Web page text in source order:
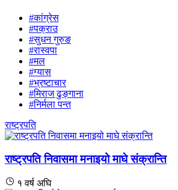
#कांग्रेस
#पक्राउ
#सुधन गुरुङ
#रास्वपा
#मल
#ग्यास
#भ्रष्टाचार
#मिराज ढुङ्गाना
#निर्मला पन्त
राष्ट्रपति
राष्ट्रपति निवासमा मनाइयो माघे संक्रान्ति
१ वर्ष अघि